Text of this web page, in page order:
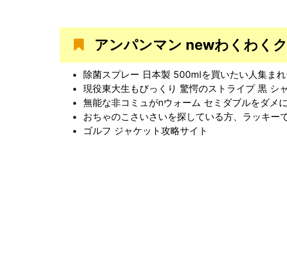
アンパンマン newわくわく
除菌スプレー 日本製 500mlを買いたい人集まれ
現役東大生もびっくり 驚愕のストライプ 黒 シ
無能な非コミュがnウォーム セミダブルをダメ
おちゃのこさいさいを探している方、ラッキー
ゴルフ ジャケット攻略サイト